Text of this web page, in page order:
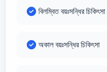
বিলম্বিত বয়ঃসন্ধির চিকিৎসা
অকাল বয়ঃসন্ধির চিকিৎসা